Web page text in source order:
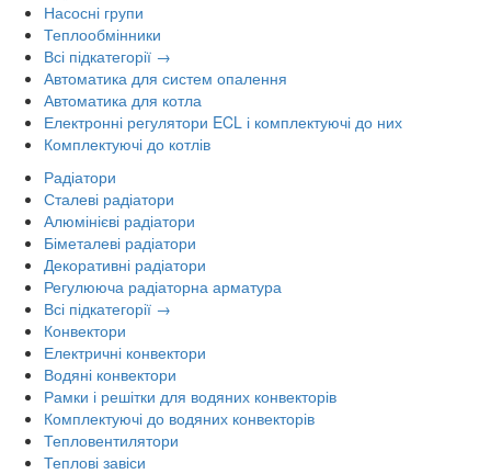
Насосні групи
Теплообмінники
Всі підкатегорії →
Автоматика для систем опалення
Автоматика для котла
Електронні регулятори ECL і комплектуючі до них
Комплектуючі до котлів
Радіатори
Сталеві радіатори
Алюмінієві радіатори
Біметалеві радіатори
Декоративні радіатори
Регулююча радіаторна арматура
Всі підкатегорії →
Конвектори
Електричні конвектори
Водяні конвектори
Рамки і решітки для водяних конвекторів
Комплектуючі до водяних конвекторів
Тепловентилятори
Теплові завіси